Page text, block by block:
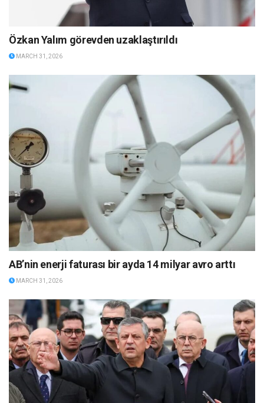
Özkan Yalım görevden uzaklaştırıldı
MARCH 31, 2026
AB’nin enerji faturası bir ayda 14 milyar avro arttı
MARCH 31, 2026